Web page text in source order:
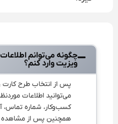
چگونه می‌توانم
ویزیت وارد کنم؟
پس از انتخاب طرح
می‌توانید اطلاعات
کسب‌وکار، شماره تماس،
همچنین پس از مشاهده